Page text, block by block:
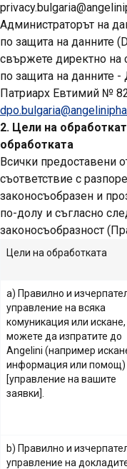
Администраторът на
по защита на данните
свържете директно на
по защита на данните
Патриарх Евтимий №
2. Цели на
обработката
Всички предоставени
съответствие с
законосъобразен и
по-долу и съгласно
законосъобразност
Цели на обработката
a) Правилно и
управление на всяка
комуникация или искане,
можете да изпратите до
Angelini (например
информация или помощ)
[управление на вашите
заявки].
b) Правилно и
управление на